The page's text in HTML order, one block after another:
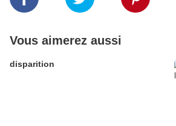
Vous aimerez aussi
disparition